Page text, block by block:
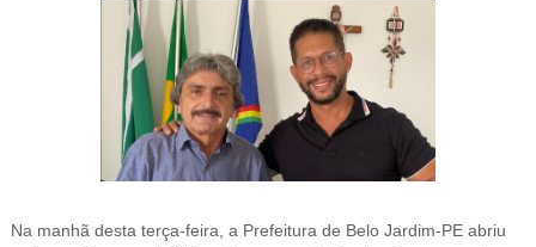
Na manhã desta terça-feira, a Prefeitura de Belo Jardim-PE abriu